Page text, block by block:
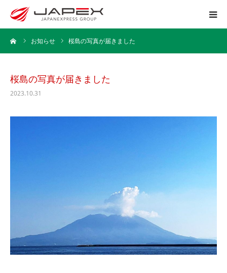
お知らせ 桜島の写真が届きました
桜島の写真が届きました
2023.10.31
ホーム